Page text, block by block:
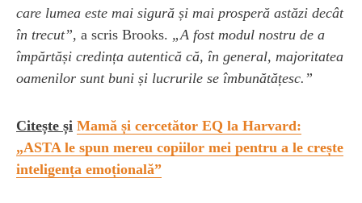
care lumea este mai sigură și mai prosperă astăzi decât
în trecut”, a scris Brooks. „A fost modul nostru de a
împărtăși credința autentică că, în general, majoritatea
oamenilor sunt buni și lucrurile se îmbunătățesc.”
Citește și Mamă și cercetător EQ la Harvard:
„ASTA le spun mereu copiilor mei pentru a le crește
inteligența emoțională”